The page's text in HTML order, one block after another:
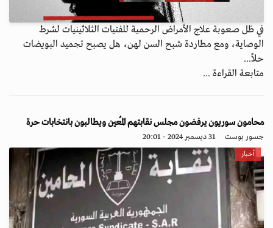
في ظل صعوبة علاج الأمراض الرحمية للفتيات الثلاثينيات لشرط
الوصاية، ومع مطاردة شبح السن لهن، هل يصبح تجميد البويضات
حلاً...
متابعة القراءة ...
محامون سوريون يرفضون مجلس نقابتهم المُعين ويطالبون بانتخابات حرة
جسور بوست 31 ديسمبر 2024 - 20:01
أخبار